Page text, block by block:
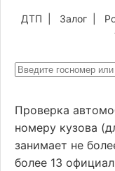
ДТП Залог
Проверка
номеру кузова
занимает не
более 13